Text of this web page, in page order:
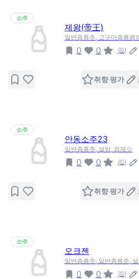
소주
제왕(帝王)
일반증류주, 고구마증류원
0 0 (0)
취향 평가
소주
안동소주23
일반증류주, 설탕, 정제수
0 0 (0)
취향 평가
소주
오크젠
일반증류주, 일반증류주,
0 0 (0)